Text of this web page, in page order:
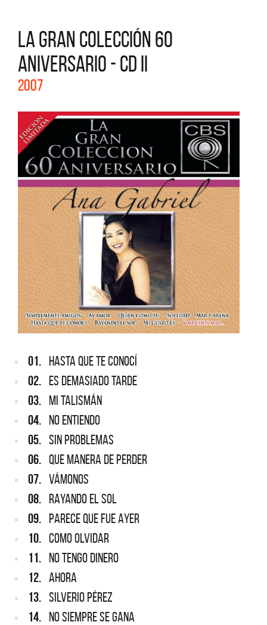
LA GRAN COLECCIÓN 60
ANIVERSARIO - CD II
2007
01. HASTA QUE TE CONOCÍ
02. ES DEMASIADO TARDE
03. MI TALISMÁN
04. NO ENTIENDO
05. SIN PROBLEMAS
06. QUE MANERA DE PERDER
07. VÁMONOS
08. RAYANDO EL SOL
09. PARECE QUE FUE AYER
10. COMO OLVIDAR
11. NO TENGO DINERO
12. AHORA
13. SILVERIO PÉREZ
14. NO SIEMPRE SE GANA